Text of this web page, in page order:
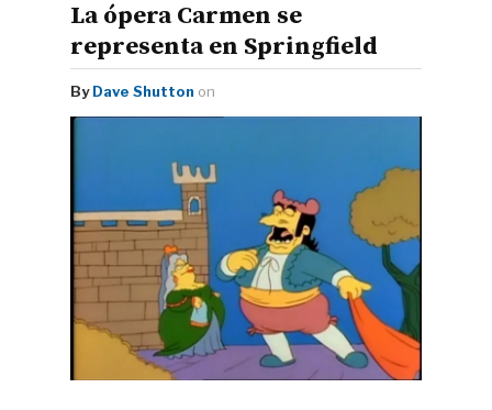
La ópera Carmen se
representa en Springfield
By Dave Shutton on